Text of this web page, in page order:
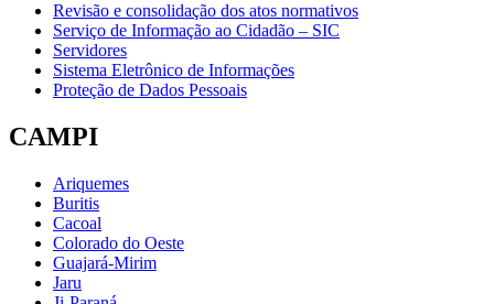
Revisão e consolidação dos atos normativos
Serviço de Informação ao Cidadão – SIC
Servidores
Sistema Eletrônico de Informações
Proteção de Dados Pessoais
CAMPI
Ariquemes
Buritis
Cacoal
Colorado do Oeste
Guajará-Mirim
Jaru